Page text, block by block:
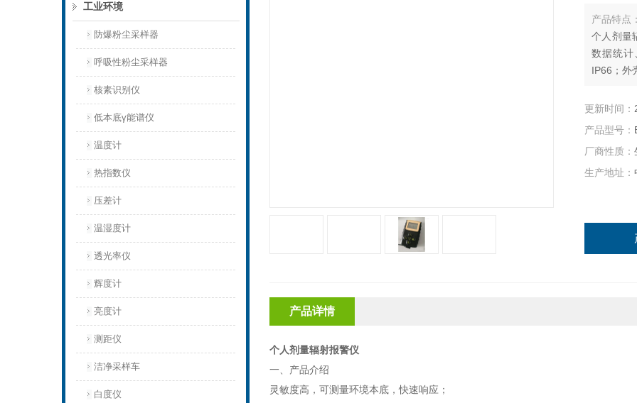
工业环境
防爆粉尘采样器
呼吸性粉尘采样器
核素识别仪
低本底γ能谱仪
温度计
热指数仪
压差计
温湿度计
透光率仪
辉度计
亮度计
测距仪
洁净采样车
白度仪
产品特点
个人剂量
数据统计
IP66；外
更新时间：
产品型号：
厂商性质：
生产地址：
产品详情
个人剂量辐射报警仪
一、产品介绍
灵敏度高，可测量环境本底，快速响应；